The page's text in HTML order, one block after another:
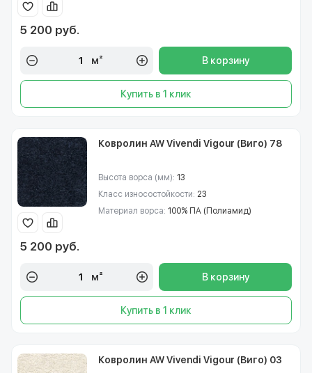
5 200 руб.
м² В корзину
Купить в 1 клик
Ковролин AW Vivendi Vigour (Виго) 78
Высота ворса (мм): 13
Класс износостойкости: 23
Материал ворса: 100% ПА (Полиамид)
5 200 руб.
м² В корзину
Купить в 1 клик
Ковролин AW Vivendi Vigour (Виго) 03